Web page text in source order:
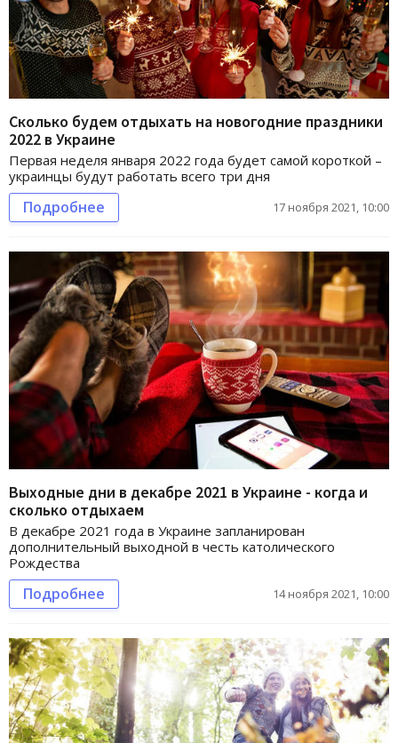
Сколько будем отдыхать на новогодние праздники
2022 в Украине
Первая неделя января 2022 года будет самой короткой –
украинцы будут работать всего три дня
Подробнее 17 ноября 2021, 10:00
Выходные дни в декабре 2021 в Украине - когда и
сколько отдыхаем
В декабре 2021 года в Украине запланирован
дополнительный выходной в честь католического
Рождества
Подробнее 14 ноября 2021, 10:00